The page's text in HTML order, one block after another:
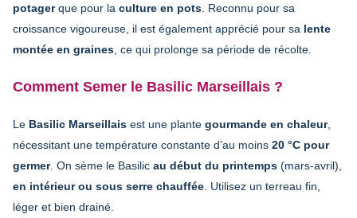
potagerque pour la culture en pots . Reconnu pour sa
croissance vigoureuse, il est également apprécié pour sa lente
montée en graines , ce qui prolonge sa période de récolte.
Comment Semer le Basilic Marseillais ?
Le Basilic Marseillais est une plante gourmande en chaleur,
nécessitant une température constante d’au moins 20 °C pour
germer. On sème le Basilic au début du printemps (mars-avril),
en intérieur ou sous serre chauffée . Utilisez un terreau fin,
léger et bien drainé.